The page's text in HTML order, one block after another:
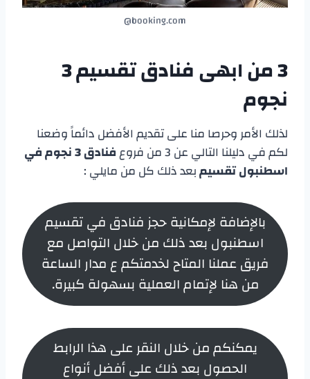
booking.com@
3 من ابهى
فنادق تقسيم 3
نجوم
لذلك الأمر وحرصا منا على تقديم الأفضل دائماً وضعنا
لكم في دليلنا التالي عن 3 من فروع
فنادق 3 نجوم في
اسطنبول تقسيمبعد ذلك كل من مايلي :
بالإضافة لإمكانية حجز فنادق في تقسيم
اسطنبول بعد ذلك من خلال التواصل مع
فريق عملنا المتاح لخدمتكم ع مدار الساعة
من هنا لإتمام العملية بسهولة كبيرة.
يمكنكم من خلال النقر على هذا الرابط
الحصول بعد ذلك على أفضل أنواع